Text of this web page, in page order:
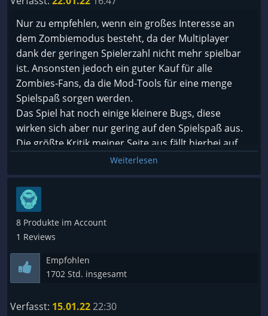
Nur zu empfehlen, wenn ein großes Interesse an
dem Zombiemodus besteht, da der Multiplayer
dank der geringen Spielerzahl nicht mehr spielbar
ist. Ansonsten jedoch ein guter Kauf für alle
Zombies-Fans, da die Mod-Tools für eine menge
Spielspaß sorgen werden.
Das Spiel hat noch einige kleinere Bugs, diese
wirken sich aber nur gering auf den Spielspaß aus.
Die größte Kritik meiner Seite aus fällt hierbei auf
den Preis. Für ein 7 Jahre altes Spiel ist der Preis fast
schon unverschämt teuer.
Weiterlesen
8 Produkte im Account
1 Reviews
Empfohlen
1702 Std. insgesamt
Verfasst: 15.01.2222:30